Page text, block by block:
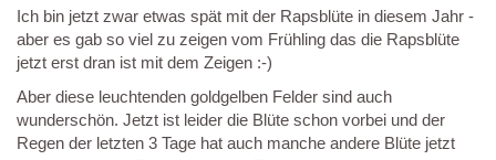
Ich bin jetzt zwar etwas spät mit der Rapsblüte in diesem Jahr -
aber es gab so viel zu zeigen vom Frühling das die Rapsblüte
jetzt erst dran ist mit dem Zeigen :-)
Aber diese leuchtenden goldgelben Felder sind auch
wunderschön. Jetzt ist leider die Blüte schon vorbei und der
Regen der letzten 3 Tage hat auch manche andere Blüte jetzt